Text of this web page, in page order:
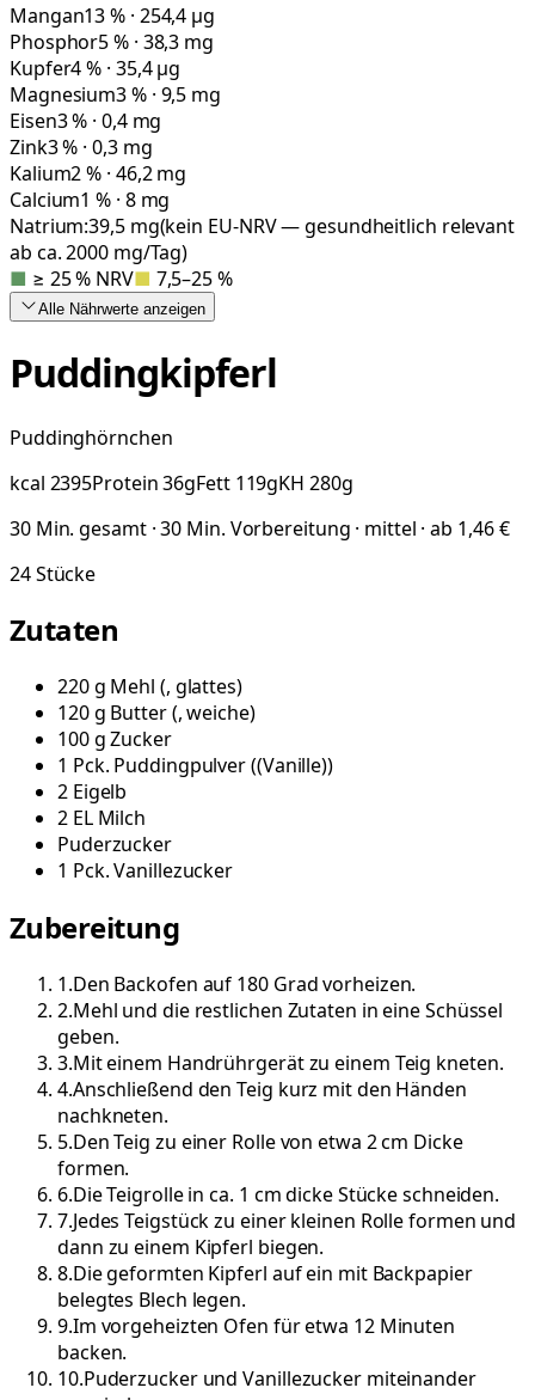
Mangan13 % · 254,4 µg
Phosphor5 % · 38,3 mg
Kupfer4 % · 35,4 µg
Magnesium3 % · 9,5 mg
Eisen3 % · 0,4 mg
Zink3 % · 0,3 mg
Kalium2 % · 46,2 mg
Calcium1 % · 8 mg
Natrium:39,5mg(kein EU-NRV — gesundheitlich relevant
ab ca. 2000 mg/Tag)
■ ≥ 25 % NRV■ 7,5–25 %
Alle Nährwerte anzeigen
Puddingkipferl
Puddinghörnchen
kcal 2395Protein36gFett 119gKH 280g
30 Min. gesamt · 30 Min. Vorbereitung · mittel · ab 1,46 €
24Stücke
Zutaten
220g Mehl (, glattes)
120g Butter(, weiche)
100gZucker
1 Pck. Puddingpulver((Vanille))
2 Eigelb
2 EL Milch
Puderzucker
1 Pck.Vanillezucker
Zubereitung
1.Den Backofen auf 180 Grad vorheizen.
2.Mehl und die restlichen Zutaten in eine Schüssel
geben.
3.Mit einem Handrührgerät zu einem Teig kneten.
4.Anschließend den Teig kurz mit den Händen
nachkneten.
5.Den Teig zu einer Rolle von etwa 2 cm Dicke
formen.
6.Die Teigrolle in ca. 1 cm dicke Stücke schneiden.
7.Jedes Teigstück zu einer kleinen Rolle formen und
dann zu einem Kipferl biegen.
8.Die geformten Kipferl auf ein mit Backpapier
belegtes Blech legen.
9.Im vorgeheizten Ofen für etwa 12 Minuten
backen.
10.Puderzucker und Vanillezucker miteinander